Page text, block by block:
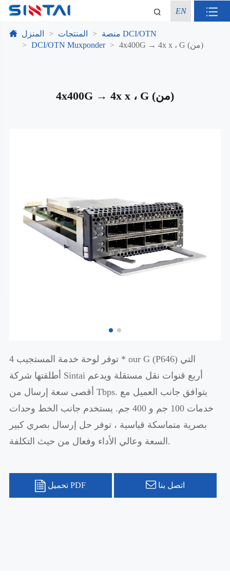
EN
المنزل المنتجات
منصة DCI/OTN
DCI/OTN Muxponder
4x400G → 4x x ، G (من)
4x400G → 4x x ، G (من)
توفر لوحة خدمة المستجيب 4 * our G (P646) التي
أطلقتها شركة Sintai أربع قنوات نقل مستقلة ويدعم
أقصى سعة إرسال من Tbps. يتوافق جانب العميل مع
خدمات 100 جم و 400 جم. يستخدم جانب الخط وحدات
بصرية متماسكة قياسية ، توفر حل إرسال بصري كبير
السعة وعالي الأداء وفعال من حيث التكلفة.
تحميل PDF اتصل بنا